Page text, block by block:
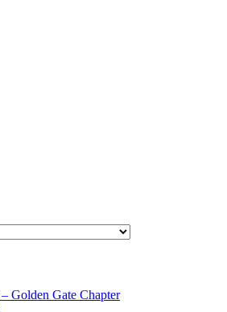
Golden Gate Chapter